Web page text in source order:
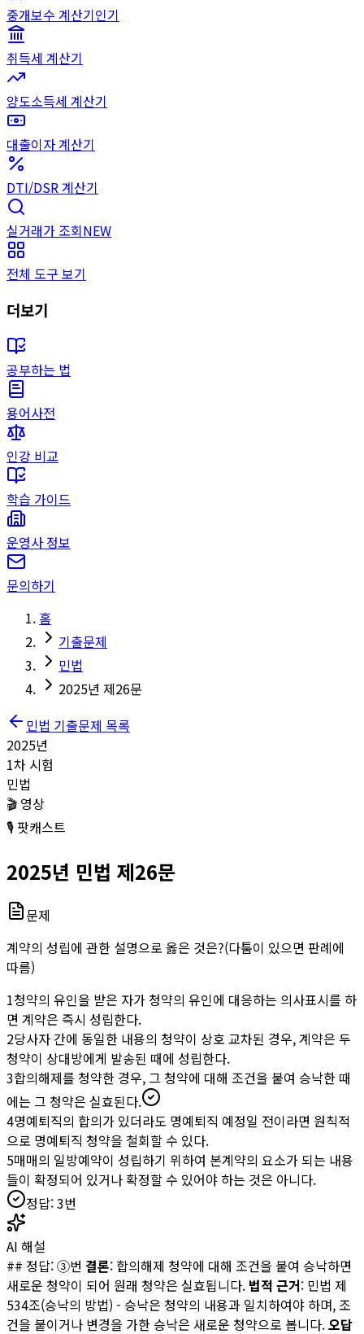
중개보수 계산기인기
취득세 계산기
양도소득세 계산기
대출이자 계산기
DTI/DSR 계산기
실거래가 조회NEW
전체 도구 보기
더보기
공부하는 법
용어사전
인강 비교
학습 가이드
운영사 정보
문의하기
홈
기출문제
민법
2025년 제26문
민법 기출문제 목록
2025년
1차 시험
민법
🎬 영상
🎙️ 팟캐스트
2025년 민법 제26문
문제
계약의 성립에 관한 설명으로 옳은 것은?(다툼이 있으면 판례에
따름)
1청약의 유인을 받은 자가 청약의 유인에 대응하는 의사표시를 하
면 계약은 즉시 성립한다.
2당사자 간에 동일한 내용의 청약이 상호 교차된 경우, 계약은 두
청약이 상대방에게 발송된 때에 성립한다.
3합의해제를 청약한 경우, 그 청약에 대해 조건을 붙여 승낙한 때
에는 그 청약은 실효된다.
4명예퇴직의 합의가 있더라도 명예퇴직 예정일 전이라면 원칙적
으로 명예퇴직 청약을 철회할 수 있다.
5매매의 일방예약이 성립하기 위하여 본계약의 요소가 되는 내용
들이 확정되어 있거나 확정할 수 있어야 하는 것은 아니다.
정답:3번
AI 해설
## 정답: ③번 결론: 합의해제 청약에 대해 조건을 붙여 승낙하면
새로운 청약이 되어 원래 청약은 실효됩니다. 법적 근거: 민법 제
534조(승낙의 방법) - 승낙은 청약의 내용과 일치하여야 하며, 조
건을 붙이거나 변경을 가한 승낙은 새로운 청약으로 봅니다.오답